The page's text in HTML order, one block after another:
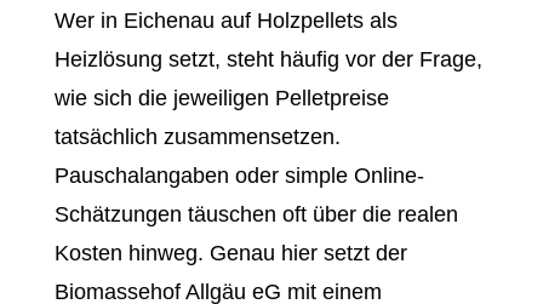
Wer in Eichenau auf Holzpellets als
Heizlösung setzt, steht häufig vor der Frage,
wie sich die jeweiligen Pelletpreise
tatsächlich zusammensetzen.
Pauschalangaben oder simple Online-
Schätzungen täuschen oft über die realen
Kosten hinweg. Genau hier setzt der
Biomassehof Allgäu eG mit einem